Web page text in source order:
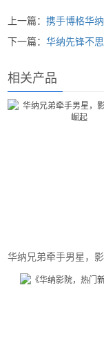
上一篇：携手博格华
下一篇：华纳先锋不
相关产品